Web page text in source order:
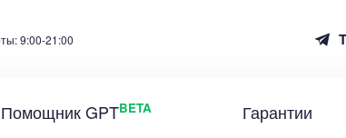
9:00-21:00
Помощник GPTBETA Гарантии